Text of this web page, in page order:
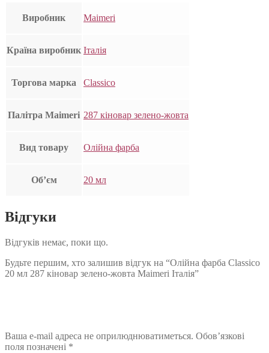
Виробник Maimeri
Країна виробник Італія
Торгова марка Classico
Палітра Maimeri 287 кіновар зелено-жовта
Вид товару Олійна фарба
Об’єм 20 мл
Відгуки
Відгуків немає, поки що.
Будьте першим, хто залишив відгук на “Олійна фарба Classico
20 мл 287 кіновар зелено-жовта Maimeri Італія”
Ваша e-mail адреса не оприлюднюватиметься. Обов’язкові
поля позначені *